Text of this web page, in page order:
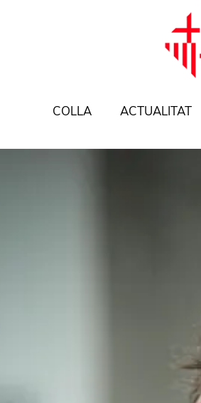
COLLA ACTUALITAT